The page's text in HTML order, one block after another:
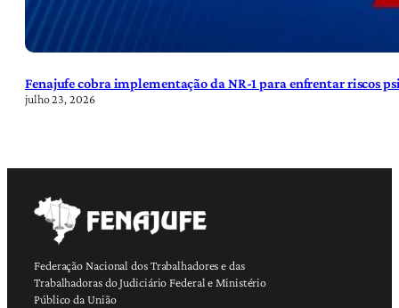
Fenajufe cobra implementação da NR-1 para enfrentar riscos
julho 23, 2026
Federação Nacional dos Trabalhadores e das
Trabalhadoras do Judiciário Federal e Ministério
Público da União